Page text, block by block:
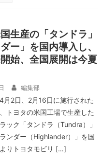
生産の「タンドラ」
ー」を国内導入し、
始、全国展開は今夏
編集部
月2日、2月16日に施行された
トヨタの米国工場で生産した
ック「タンドラ（Tundra）」
ンダー（Highlander）」を国
りトヨタモビリ […]